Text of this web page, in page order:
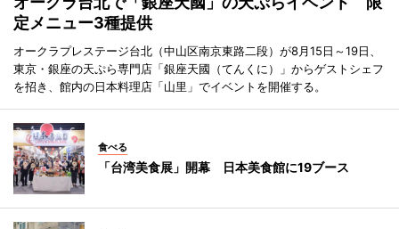
定メニュー3種提供
オークラプレステージ台北（中山区南京東路二段）が8月15日～19日、
東京・銀座の天ぷら専門店「銀座天國（てんくに）」からゲストシェフ
を招き、館内の日本料理店「山里」でイベントを開催する。
食べる
「台湾美食展」開幕 日本美食館に19ブース